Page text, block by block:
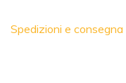
Spedizioni e consegna